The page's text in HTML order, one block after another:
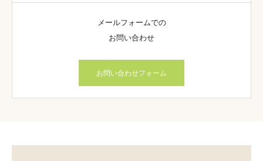
メールフォームでの
お問い合わせ
お問い合わせフォーム